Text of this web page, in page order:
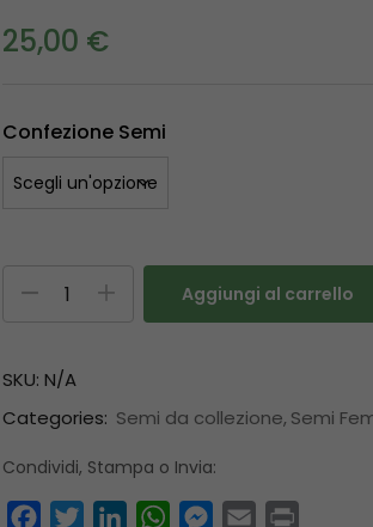
25,00 €
Confezione Semi
Aggiungi al carrello
SKU: N/A
Categories: Semi da collezione Semi
Condividi, Stampa o Invia:
FacebookTwitterLinkedInWhatsAppMessenger
Email